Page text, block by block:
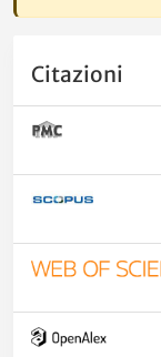
Citazioni